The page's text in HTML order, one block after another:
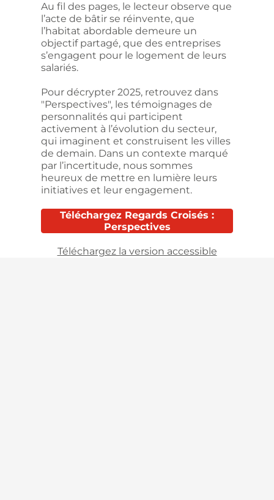
Au fil des pages, le lecteur observe que
l’acte de bâtir se réinvente, que
l’habitat abordable demeure un
objectif partagé, que des entreprises
s’engagent pour le logement de leurs
salariés.
Pour décrypter 2025, retrouvez dans
"Perspectives", les témoignages de
personnalités qui participent
activement à l’évolution du secteur,
qui imaginent et construisent les villes
de demain. Dans un contexte marqué
par l’incertitude, nous sommes
heureux de mettre en lumière leurs
initiatives et leur engagement.
Téléchargez Regards Croisés :
Perspectives
Téléchargez la version accessible